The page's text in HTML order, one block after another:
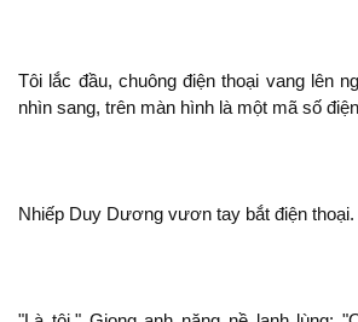
Tôi lắc đầu, chuông điện thoại vang lên
nhìn sang,
màn hình là mã số
Nhiếp Duy Dương vươn tay bắt điện thoại.